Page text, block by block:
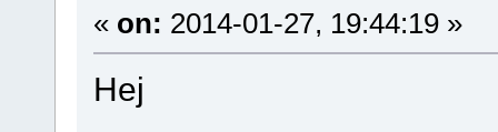
« on: 2014-01-27, 19:44:19 »
Hej